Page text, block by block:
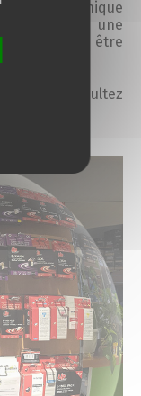
de l'électronique
une
pour être
consultez